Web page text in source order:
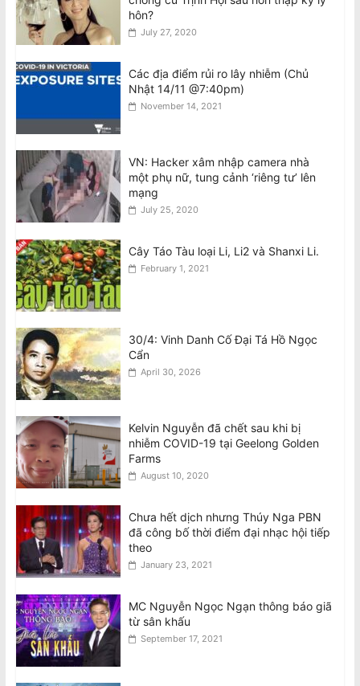
August 6, 2026
August 6, 2026
hôn?
July 27, 2020
Các địa điểm rủi ro lây nhiễm (Chủ
Nhật 14/11 @7:40pm)
November 14, 2021
VN: Hacker xâm nhập camera nhà
một phụ nữ, tung cảnh ‘riêng tư’ lên
mạng
July 25, 2020
Cây Táo Tàu loại Li, Li2 và Shanxi Li.
February 1, 2021
30/4: Vinh Danh Cố Đại Tá Hồ Ngọc
Cẩn
April 30, 2026
Kelvin Nguyễn đã chết sau khi bị
nhiễm COVID-19 tại Geelong Golden
Farms
August 10, 2020
Chưa hết dịch nhưng Thúy Nga PBN
đã công bố thời điểm đại nhạc hội tiếp
theo
January 23, 2021
MC Nguyễn Ngọc Ngạn thông báo giã
từ sân khấu
September 17, 2021